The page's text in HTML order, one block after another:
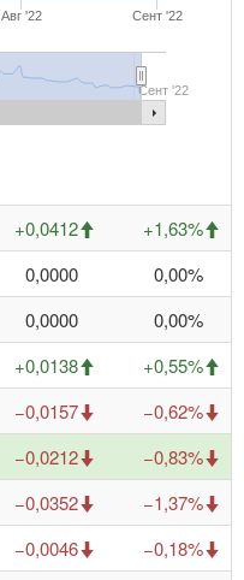
Авг '22 Сент '22
Сент '22
+0,0412
+1,63%
0,0000
0,00%
0,0000
0,00%
+0,0138
+0,55%
−0,0157
−0,62%
−0,0212
−0,83%
−0,0352
−1,37%
−0,0046
−0,18%